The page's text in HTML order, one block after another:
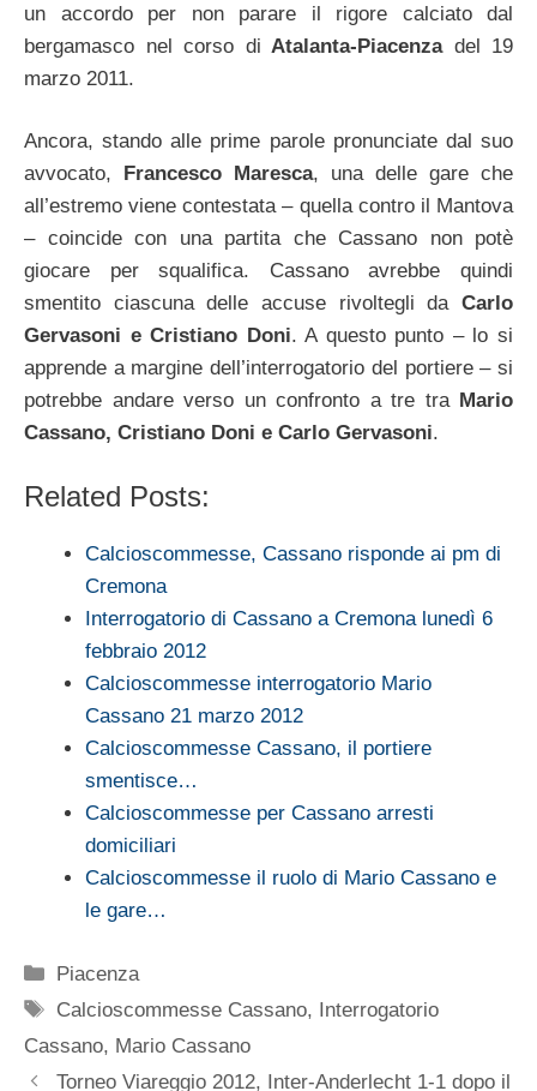
un accordo per non parare il rigore calciato dal
bergamasco nel corso di Atalanta-Piacenzadel 19
marzo 2011.
Ancora, stando alle prime parole pronunciate dal suo
avvocato, Francesco Maresca, una delle gare che
all’estremo viene contestata – quella contro il Mantova
– coincide con una partita che Cassano non potè
giocare per squalifica. Cassano avrebbe quindi
smentito ciascuna delle accuse rivoltegli da Carlo
Gervasoni e Cristiano Doni. A questo punto – lo si
apprende a margine dell’interrogatorio del portiere – si
potrebbe andare verso un confronto a tre tra Mario
Cassano, Cristiano Doni e Carlo Gervasoni.
Related Posts:
Calcioscommesse, Cassano risponde ai pm di
Cremona
Interrogatorio di Cassano a Cremona lunedì 6
febbraio 2012
Calcioscommesse interrogatorio Mario
Cassano 21 marzo 2012
Calcioscommesse Cassano, il portiere
smentisce…
Calcioscommesse per Cassano arresti
domiciliari
Calcioscommesse il ruolo di Mario Cassano e
le gare…
Categorie
Piacenza
Tag
Calcioscommesse Cassano,
Interrogatorio
Cassano, Mario Cassano
Torneo Viareggio 2012, Inter-Anderlecht 1-1 dopo il